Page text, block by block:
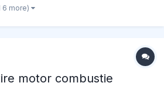
6 more)
motor combustie